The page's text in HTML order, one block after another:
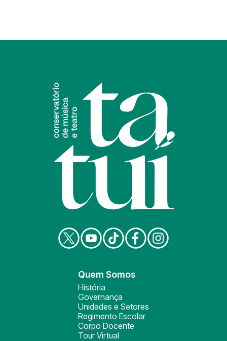
Quem Somos
História
Governança
Unidades e Setores
Regimento Escolar
Corpo Docente
Tour Virtual